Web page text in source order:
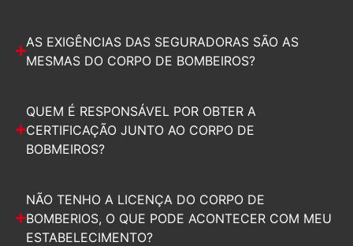
AS EXIGÊNCIAS DAS SEGURADORAS SÃO AS
MESMAS DO CORPO DE BOMBEIROS?
QUEM É RESPONSÁVEL POR OBTER A
CERTIFICAÇÃO JUNTO AO CORPO DE
BOBMEIROS?
NÃO TENHO A LICENÇA DO CORPO DE
BOMBERIOS, O QUE PODE ACONTECER COM MEU
ESTABELECIMENTO?